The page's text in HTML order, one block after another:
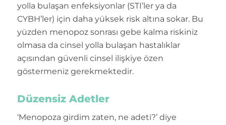
yolla bulaşan enfeksiyonlar (STI’ler ya da
CYBH’ler) için daha yüksek risk altına sokar. Bu
yüzden menopoz sonrası gebe kalma riskiniz
olmasa da cinsel yolla bulaşan hastalıklar
açısından güvenli cinsel ilişkiye özen
göstermeniz gerekmektedir.
Düzensiz Adetler
‘Menopoza girdim zaten, ne adeti?’ diye